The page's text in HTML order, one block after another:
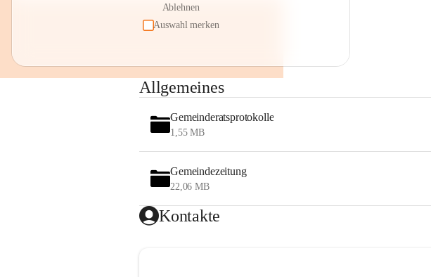
Ablehnen
Auswahl merken
Allgemeines
Gemeinderatsprotokolle
1,55 MB
Gemeindezeitung
22,06 MB
Kontakte